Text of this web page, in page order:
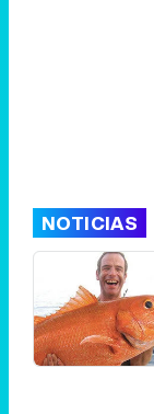
NOTICIAS